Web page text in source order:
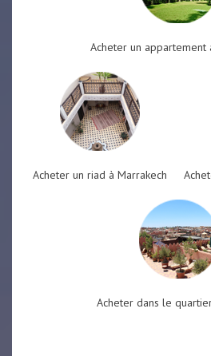
Acheter un appartement
Acheter un riad à Marrakech
Acheter dans le